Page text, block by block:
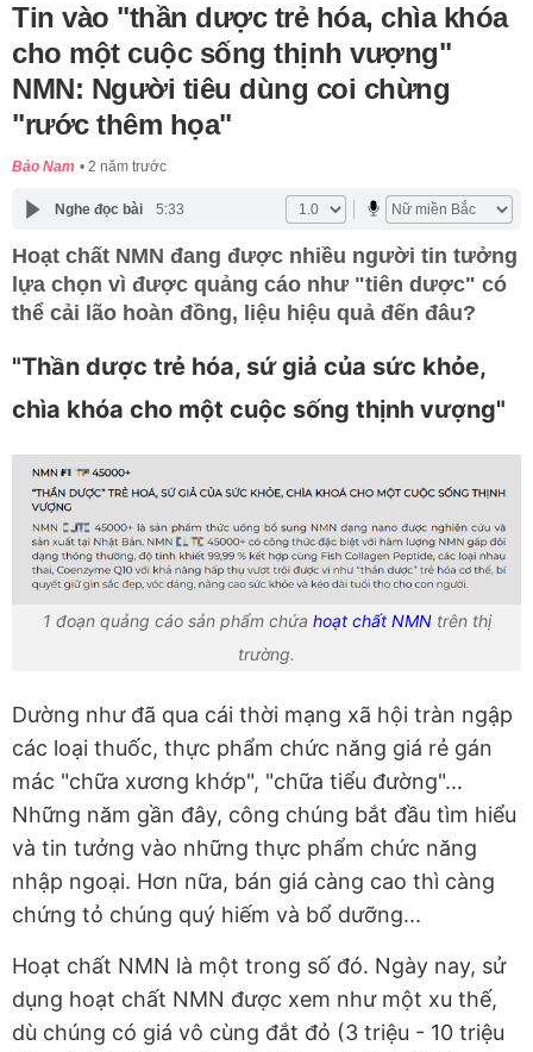
Tin vào "thần dược trẻ hóa, chìa khóa
cho một cuộc sống thịnh vượng"
NMN: Người tiêu dùng coi chừng
"rước thêm họa"
Bảo Nam 2 năm trước
Nghe đọc bài 5:33
Hoạt chất NMN đang được nhiều người tin tưởng
lựa chọn vì được quảng cáo như "tiên dược" có
thể cải lão hoàn đồng, liệu hiệu quả đến đâu?
"Thần dược trẻ hóa, sứ giả của sức khỏe,
chìa khóa cho một cuộc sống thịnh vượng"
1 đoạn quảng cáo sản phẩm chứa hoạt chất NMNtrên thị
trường.
Dường như đã qua cái thời mạng xã hội tràn ngập
các loại thuốc, thực phẩm chức năng giá rẻ gán
mác "chữa xương khớp", "chữa tiểu đường"...
Những năm gần đây, công chúng bắt đầu tìm hiểu
và tin tưởng vào những thực phẩm chức năng
nhập ngoại. Hơn nữa, bán giá càng cao thì càng
chứng tỏ chúng quý hiếm và bổ dưỡng...
Hoạt chất NMN là một trong số đó. Ngày nay, sử
dụng hoạt chất NMN được xem như một xu thế,
dù chúng có giá vô cùng đắt đỏ (3 triệu - 10 triệu